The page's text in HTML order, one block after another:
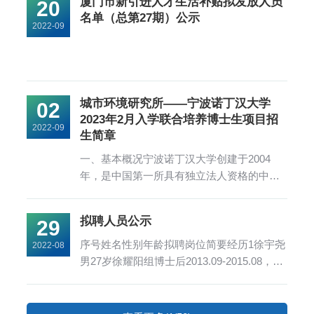
环境工程，硕博连读；2019.03-2021.03，厦
门产业技术研究院，博士后；2021.05-
20
2022-09
名单（总第27期）公示
02
2022-09
城市环境研究所——宁波诺丁汉大学
2023年2月入学联合培养博士生项目招
生简章
一、基本概况宁波诺丁汉大学创建于2004
年，是中国第一所具有独立法人资格的中外
育部批准开展博士研究生教育。中国科学院
城市环境研究所成立于2006年7月4日，是中
国科学院下属的事业法人单位，是目前国际
29
2022-08
拟聘人员公示
序号姓名性别年龄拟聘岗位简要经历1徐宇尧
男27岁徐耀阳组博士后2013.09-2015.08，宁